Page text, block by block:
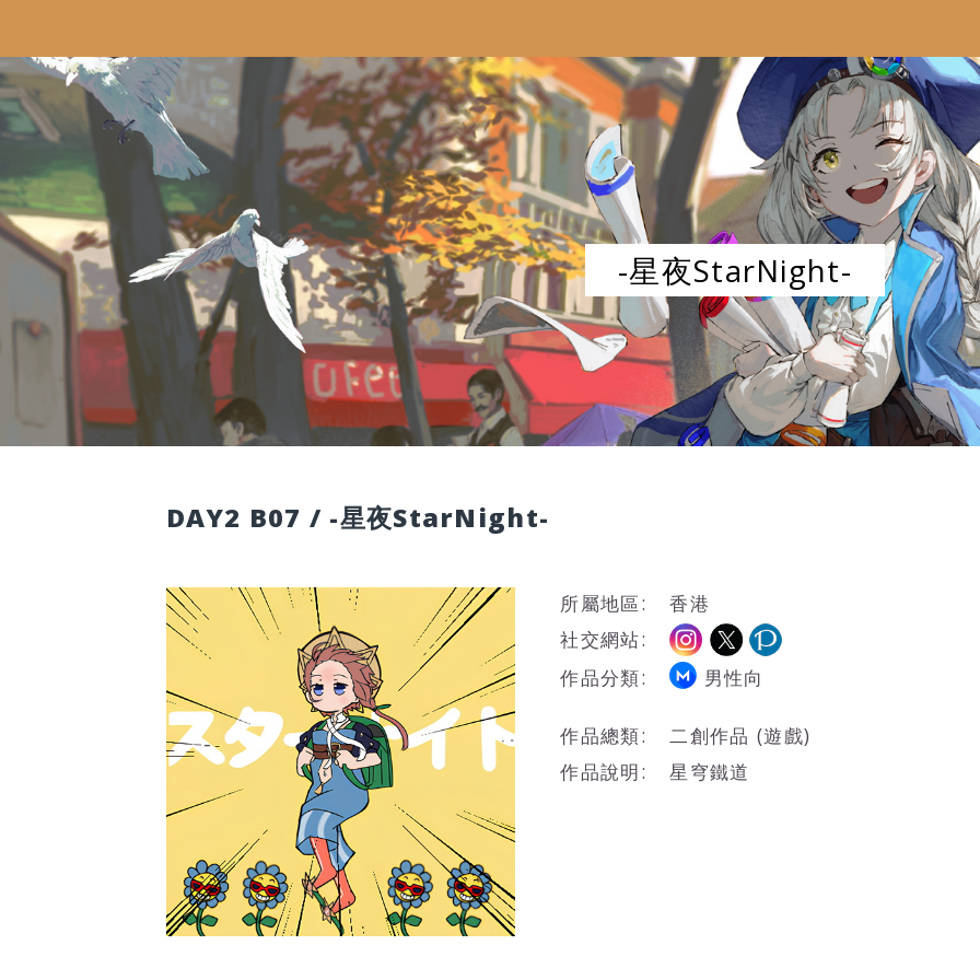
-星夜StarNight-
DAY2 B07 / -星夜StarNight-
所屬地區:
香港
社交網站:
作品分類:
男性向
作品總類:
二創作品 (遊戲)
作品說明:
星穹鐵道